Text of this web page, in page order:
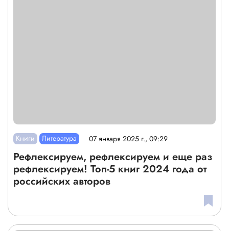
Книги Литература 07 января 2025 г., 09:29
Рефлексируем, рефлексируем и еще раз
рефлексируем! Топ-5 книг 2024 года от
российских авторов